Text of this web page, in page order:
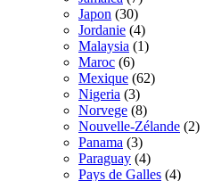
Japon (30)
Jordanie (4)
Malaysia (1)
Maroc (6)
Mexique (62)
Nigeria (3)
Norvege (8)
Nouvelle-Zélande (2)
Panama (3)
Paraguay (4)
Pays de Galles (4)